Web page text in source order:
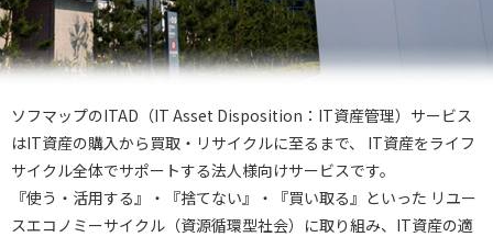
ソフマップのITAD（IT Asset Disposition：IT資産管理）サービス
はIT資産の購入から買取・リサイクルに至るまで、
IT資産をライフ
サイクル全体でサポートする法人様向けサービスです。
『使う・活用する』・『捨てない』・『買い取る』といった リユー
スエコノミーサイクル（資源循環型社会）に取り組み、IT資産の適